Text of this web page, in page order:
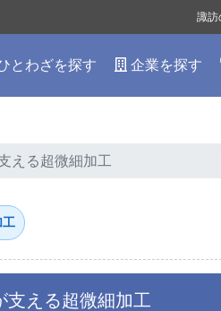
とわざを探す 企業を探す
諏訪
える超微細加工
工
支える超微細加工